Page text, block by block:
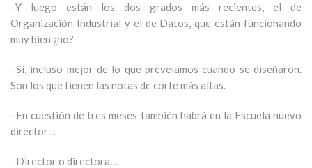
–Y luego están los dos grados más recientes, el de
Organización Industrial y el de Datos, que están funcionando
muy bien ¿no?
–Sí, incluso mejor de lo que preveíamos cuando se diseñaron.
Son los que tienen las notas de corte más altas.
–En cuestión de tres meses también habrá en la Escuela nuevo
director…
–Director o directora…